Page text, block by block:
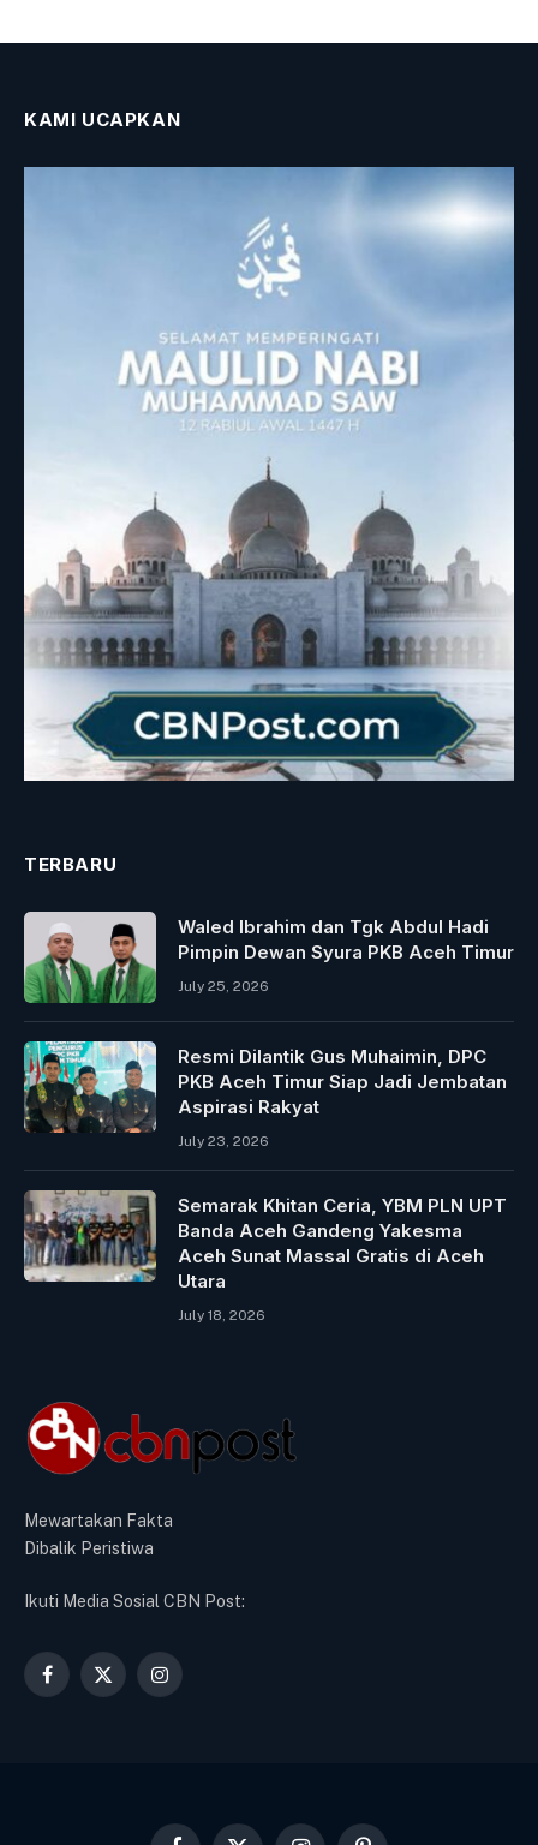
KAMI UCAPKAN
TERBARU
Waled Ibrahim dan Tgk Abdul Hadi
Pimpin Dewan Syura PKB Aceh Timur
July 25, 2026
Resmi Dilantik Gus Muhaimin, DPC
PKB Aceh Timur Siap Jadi Jembatan
Aspirasi Rakyat
July 23, 2026
Semarak Khitan Ceria, YBM PLN UPT
Banda Aceh Gandeng Yakesma
Aceh Sunat Massal Gratis di Aceh
Utara
July 18, 2026
Mewartakan Fakta
Dibalik Peristiwa
Ikuti Media Sosial CBN Post:
Facebook
X
Instagram